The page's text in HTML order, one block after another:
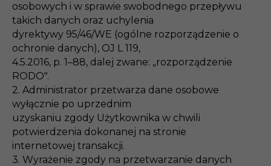
osobowych i w sprawie swobodnego przepływu
takich danych oraz uchylenia
dyrektywy 95/46/WE (ogólne rozporządzenie o
ochronie danych), OJ L 119,
4.5.2016, p. 1–88, dalej zwane: „rozporządzenie
RODO".
2. Administrator przetwarza dane osobowe
wyłącznie po uprzednim
uzyskaniu zgody Użytkownika w chwili
potwierdzenia dokonanej na stronie
internetowej transakcji.
3. Wyrażenie zgody na przetwarzanie danych